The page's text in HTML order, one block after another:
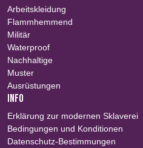
Arbeitskleidung
Flammhemmend
Militär
Waterproof
Nachhaltige
Muster
Ausrüstungen
INFO
Erklärung zur modernen Sklaverei
Bedingungen und Konditionen
Datenschutz-Bestimmungen